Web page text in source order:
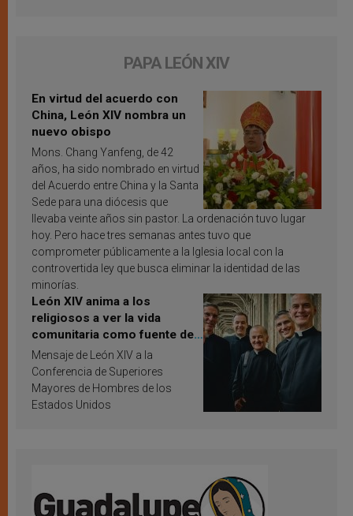
PAPA LEÓN XIV
En virtud del acuerdo con
China, León XIV nombra un
nuevo obispo
Mons. Chang Yanfeng, de 42
años, ha sido nombrado en virtud
del Acuerdo entre China y la Santa
Sede para una diócesis que
llevaba veinte años sin pastor. La ordenación tuvo lugar
hoy. Pero hace tres semanas antes tuvo que
comprometer públicamente a la Iglesia local con la
controvertida ley que busca eliminar la identidad de las
minorías.
León XIV anima a los
religiosos a ver la vida
comunitaria como fuente de
inspiración y santificación
Mensaje de León XIV a la
Conferencia de Superiores
Mayores de Hombres de los
Estados Unidos